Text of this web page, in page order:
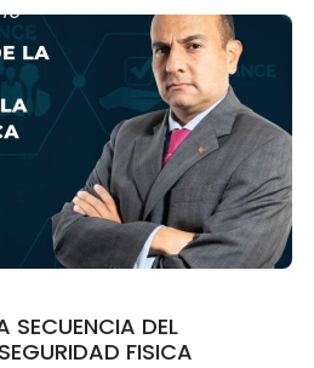
SECUENCIA DEL
FISICA